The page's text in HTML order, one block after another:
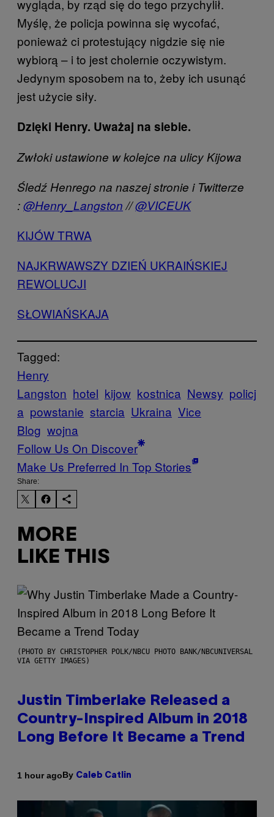
wygląda, by rząd się do tego przychylił.
Myślę, że policja powinna się wycofać,
ponieważ ci protestujący nigdzie się nie
wybiorą – i to jest cholernie oczywistym.
Jedynym sposobem na to, żeby ich usunąć
jest użycie siły.
Dzięki Henry. Uważaj na siebie.
Zwłoki ustawione w kolejce na ulicy Kijowa
Śledź Henrego na naszej stronie i Twitterze
:@Henry_Langston//@VICEUK
KIJÓW TRWA
NAJKRWAWSZY DZIEŃ UKRAIŃSKIEJ
REWOLUCJI
SŁOWIAŃSKAJA
Tagged:
Henry
Langston hotel kijow kostnica Newsy policj
a powstanie starcia Ukraina Vice
Blog wojna
Follow Us On Discover
Make Us Preferred In Top Stories
Share:
MORE
LIKE THIS
(PHOTO BY CHRISTOPHER POLK/NBCU PHOTO BANK/NBCUNIVERSAL
VIA GETTY IMAGES)
Justin Timberlake Released a
Country-Inspired Album in 2018
Long Before It Became a Trend
1 hour agoBy Caleb Catlin